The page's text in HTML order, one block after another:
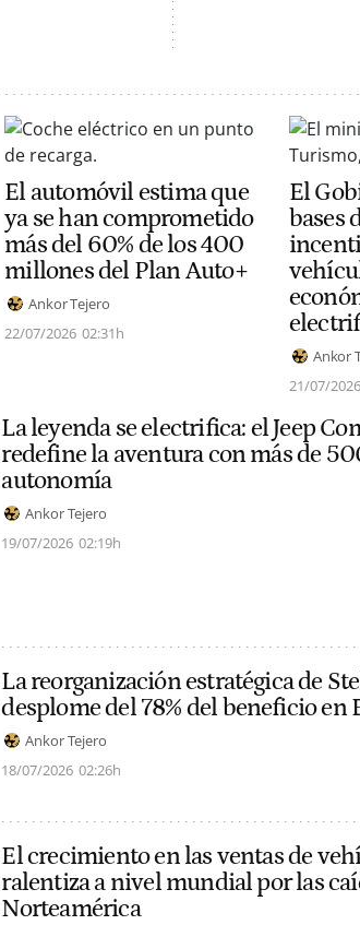
El automóvil estima que
ya se han comprometido
más del 60% de los 400
millones del Plan Auto+
Ankor Tejero
22/07/2026 02:31h
El
bases
Ankor
21/07/2026
La leyenda se electrifica: el Jeep
redefine la aventura con más de
autonomía
Ankor Tejero
19/07/2026 02:19h
La reorganización estratégica de
desplome del 78% del beneficio en
Ankor Tejero
18/07/2026 02:26h
El crecimiento en las ventas de
ralentiza a nivel mundial por las
Norteamérica